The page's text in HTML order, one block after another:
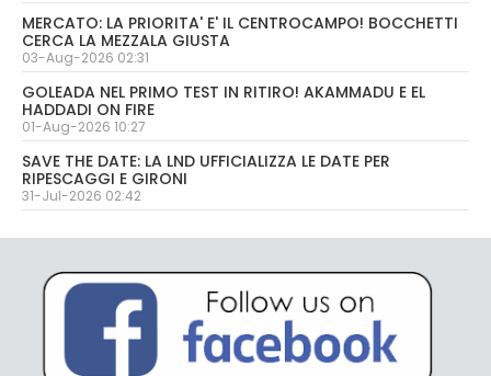
MERCATO: LA PRIORITA' E' IL CENTROCAMPO! BOCCHETTI
CERCA LA MEZZALA GIUSTA
03-Aug-2026 02:31
GOLEADA NEL PRIMO TEST IN RITIRO! AKAMMADU E EL
HADDADI ON FIRE
01-Aug-2026 10:27
SAVE THE DATE: LA LND UFFICIALIZZA LE DATE PER
RIPESCAGGI E GIRONI
31-Jul-2026 02:42